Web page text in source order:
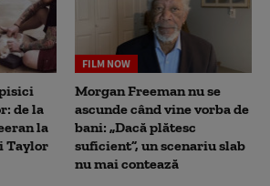
de la
la
Taylor
FILM NOW
Morgan Freeman nu se
ascunde când vine vorba de
bani: „Dacă plătesc
suficient”, un scenariu slab
nu mai contează